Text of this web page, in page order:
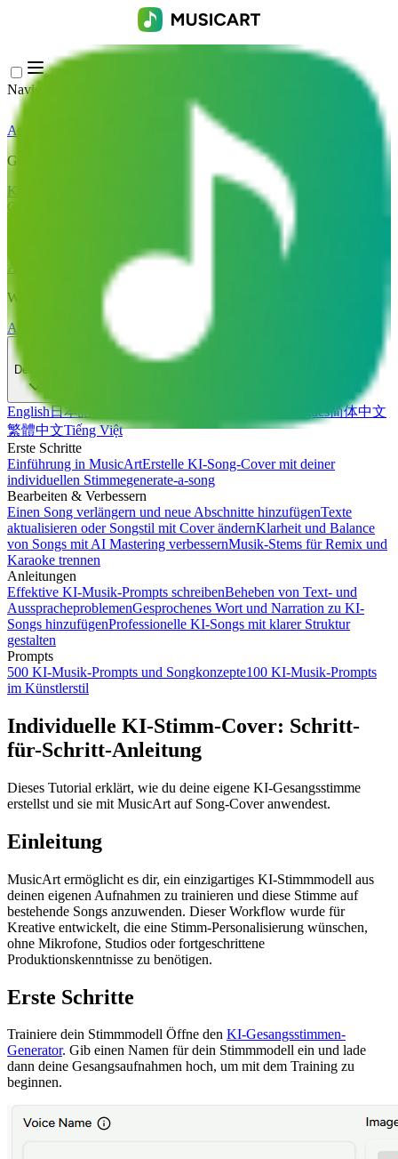
Navigation Menu
Anmelden
Generieren
KI-Musikgenerator
KI Song Cover Generator
Gesangsstimmen Generator
AI Vocal RemoverKI-Stem-Splitter
Weitere Musikwerkzeuge
AI Mastering
AI MIDI Editor AI Audio zu MIDI
Deutsch
English日本語 Português简体中文
繁體中文Tiếng Việt
Erste Schritte
Einführung in MusicArtErstelle KI-Song-Cover mit deiner
individuellen Stimmegenerate-a-song
Bearbeiten & Verbessern
Einen Song verlängern und neue Abschnitte hinzufügenTexte
aktualisieren oder Songstil mit Cover ändernKlarheit und Balance
von Songs mit AI Mastering verbessernMusik-Stems für Remix und
Karaoke trennen
Anleitungen
Effektive KI-Musik-Prompts schreibenBeheben von Text- und
AusspracheproblemenGesprochenes Wort und Narration zu KI-
Songs hinzufügenProfessionelle KI-Songs mit klarer Struktur
gestalten
Prompts
500 KI-Musik-Prompts und Songkonzepte100 KI-Musik-Prompts
im Künstlerstil
Individuelle KI-Stimm-Cover: Schritt-
für-Schritt-Anleitung
Dieses Tutorial erklärt, wie du deine eigene KI-Gesangsstimme
erstellst und sie mit MusicArt auf Song-Cover anwendest.
Einleitung
MusicArt ermöglicht es dir, ein einzigartiges KI-Stimmmodell aus
deinen eigenen Aufnahmen zu trainieren und diese Stimme auf
bestehende Songs anzuwenden. Dieser Workflow wurde für
Kreative entwickelt, die eine Stimm-Personalisierung wünschen,
ohne Mikrofone, Studios oder fortgeschrittene
Produktionskenntnisse zu benötigen.
Erste Schritte
Trainiere dein Stimmmodell Öffne den KI-Gesangsstimmen-
Generator. Gib einen Namen für dein Stimmmodell ein und lade
dann deine Gesangsaufnahmen hoch, um mit dem Training zu
beginnen.